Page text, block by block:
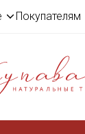
Покупателям